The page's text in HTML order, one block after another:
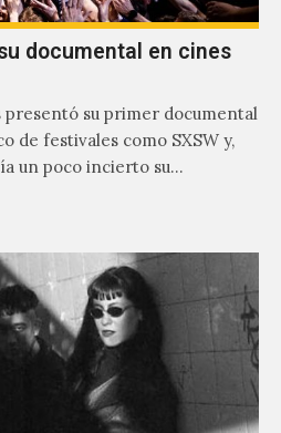
documental en cines
presentó su primer documental
de festivales como SXSW y,
un poco incierto su…